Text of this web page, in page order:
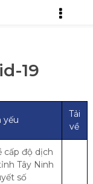
19
yếu
Tải
về
cấp độ dịch
Tây Ninh
số